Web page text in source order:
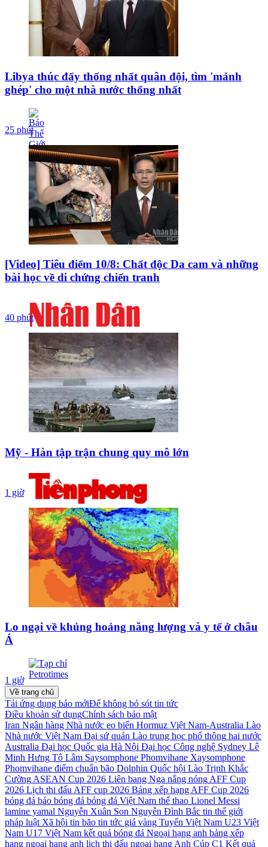
Libya thúc đẩy thống nhất quân đội, tìm 'mảnh
ghép' cho một nhà nước thống nhất
25 phút
[Video] Tiêu điểm 10/8: Chất độc Da cam và những
bài học về di chứng chiến tranh
40 phút
Mỹ - Hàn tập trận chung quy mô lớn
1 giờ
Lo ngại về khủng hoảng năng lượng và y tế ở châu
Á
1 giờ
Về trang chủ
Tải ứng dụng báo mớiĐể không bỏ sót tin tức
Điều khoản sử dụngChính sách bảo mật
Iran Ngân hàng Nhà nước eo biển Hormuz Việt Nam-Australia Lào
Nhà nước Việt Nam Đại sứ quán Lào trung học phổ thông hai nước
Australia Đại học Quốc gia Hà Nội Đại học Công nghệ Sydney Lê
Minh Hưng Tô Lâm Saysomphone Phomvihane Xaysomphone
Phomvihane điểm chuẩn bão Dolphin Quốc hội Lào Trịnh Khắc
Cường ASEAN Cup 2026 Liên bang Nga nắng nóng AFF Cup
2026 Lịch thi đấu AFF cup 2026 Bảng xếp hạng AFF Cup 2026
bóng đá báo bóng đá bóng đá Việt Nam thể thao Lionel Messi
lamine yamal Nguyễn Xuân Son Nguyễn Đình Bắc tin thế giới
pháp luật Xã hội tin bão tin tức giá vàng Tuyển Việt Nam U23 Việt
Nam U17 Việt Nam kết quả bóng đá Ngoại hạng anh bảng xếp
hạng ngoại hạng anh lịch thi đấu ngoại hạng Anh Cúp C1 Kết quả